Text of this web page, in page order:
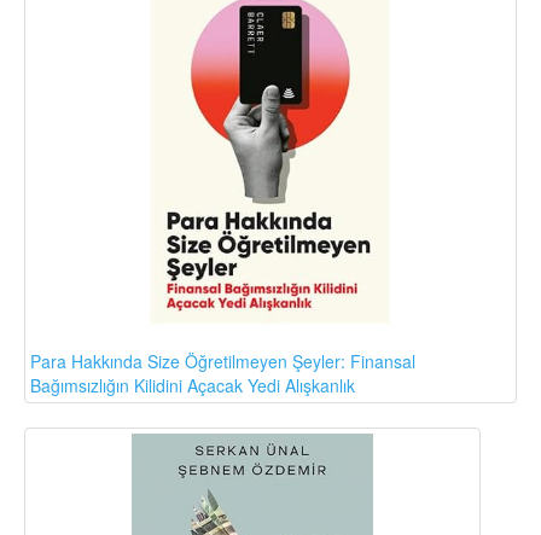
Para Hakkında Size Öğretilmeyen Şeyler: Finansal
Bağımsızlığın Kilidini Açacak Yedi Alışkanlık